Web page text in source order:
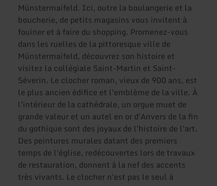
Münstermaifeld. Ici, outre la boulangerie et la
boucherie, de petits magasins vous invitent à
fouiner et à faire du shopping. Promenez-vous
dans les ruelles de la pittoresque ville de
Münstermaifeld, découvrez son histoire et
visitez la collégiale Saint-Martin et Saint-
Séverin. Le clocher roman, vieux de 900 ans, est
le plus ancien édifice et l'emblème de la ville. À
l'intérieur de la cathédrale, un orgue muet de
grande valeur et un autel en or d'Anvers de la fin
du gothique sont des joyaux de l'histoire de l'art.
Des peintures murales datant des premiers
temps de l'église, redécouvertes lors de travaux
de restauration, donnent à la nef des accents
très vivants. Le clocher n'est pas le seul à